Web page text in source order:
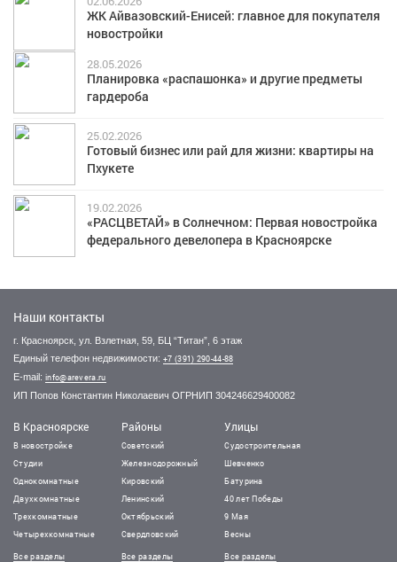
ЖК Айвазовский-Енисей: главное для покупателя
новостройки
28.05.2026
Планировка «распашонка» и другие предметы
гардероба
25.02.2026
Готовый бизнес или рай для жизни: квартиры на
Пхукете
19.02.2026
«РАСЦВЕТАЙ» в Солнечном: Первая новостройка
федерального девелопера в Красноярске
Наши контакты
г. Красноярск, ул. Взлетная, 59, БЦ “Титан”, 6 этаж
Единый телефон недвижимости: +7 (391) 290-44-88
E-mail: info@arevera.ru
ИП Попов Константин Николаевич ОГРНИП 304246629400082
В Красноярске
В новостройке
Студии
Однокомнатные
Двухкомнатные
Трехкомнатные
Четырехкомнатные
Все разделы
Районы
Советский
Железнодорожный
Кировский
Ленинский
Октябрьский
Свердловский
Все разделы
Улицы
Судостроительная
Шевченко
Батурина
40 лет Победы
9 Мая
Весны
Все разделы